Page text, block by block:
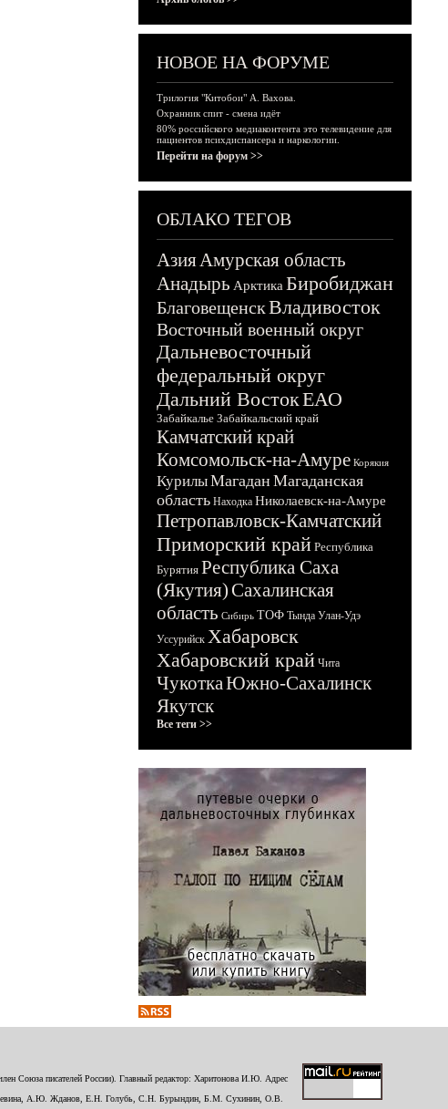
НОВОЕ НА ФОРУМЕ
Трилогия "Китобои" А. Вахова.
Охранник спит - смена идёт
80% российского медиаконтента это телевидение для
пациентов психдиспансера и наркологии.
Перейти на форум >>
ОБЛАКО ТЕГОВ
АзияАмурская область
Анадырь Арктика Биробиджан
БлаговещенскВладивосток
Восточный военный округ
Дальневосточный
федеральный округ
Дальний ВостокЕАО
Забайкалье Забайкальский край
Камчатский край
Комсомольск-на-Амуре Корякия
КурилыМагадан Магаданская
область Находка Николаевск-на-Амуре
Петропавловск-Камчатский
Приморский край Республика
Бурятия Республика Саха
(Якутия)Сахалинская
область Сибирь ТОФ Тында Улан-Удэ
Уссурийск Хабаровск
Хабаровский край Чита
ЧукоткаЮжно-Сахалинск
Якутск
Все теги >>
Союза писателей России). Главный редактор: Харитонова И.Ю. Адрес
А.Ю. Жданов, Е.Н. Голубь, С.Н. Бурындин, Б.М. Сухинин, О.В.